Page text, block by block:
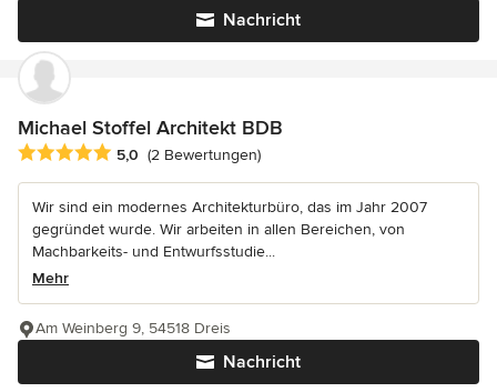
Nachricht
Michael Stoffel Architekt BDB
Durchschnittliche Bewertung: 5 von 5 Sternen
5,0 (2 Bewertungen)
Wir sind ein modernes Architekturbüro, das im Jahr 2007
gegründet wurde. Wir arbeiten in allen Bereichen, von
Machbarkeits- und Entwurfsstudie...
Mehr
Nachricht
Am Weinberg 9, 54518 Dreis